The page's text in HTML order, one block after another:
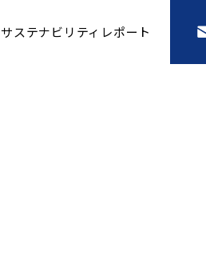
サステナビリティ レポート